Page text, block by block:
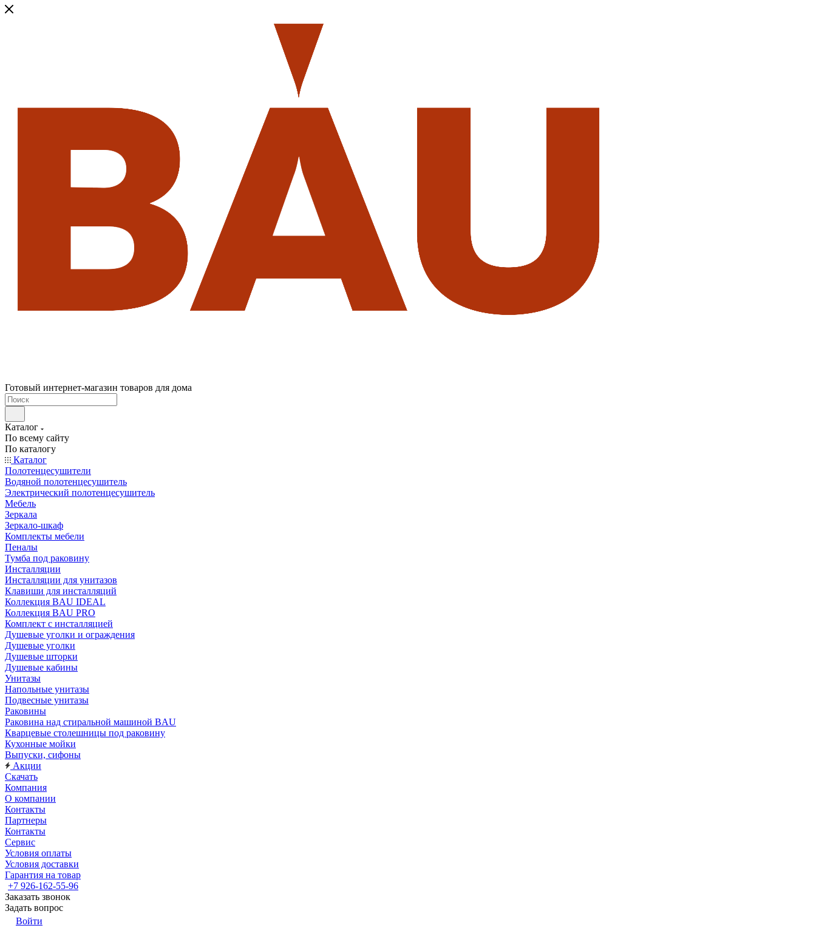
Готовый интернет-магазин товаров для дома
Каталог
По всему сайту
По каталогу
Каталог
Полотенцесушители
Водяной полотенцесушитель
Электрический полотенцесушитель
Мебель
Зеркала
Зеркало-шкаф
Комплекты мебели
Пеналы
Тумба под раковину
Инсталляции
Инсталляции для унитазов
Клавиши для инсталляций
Коллекция BAU IDEAL
Коллекция BAU PRO
Комплект с инсталляцией
Душевые уголки и ограждения
Душевые уголки
Душевые шторки
Душевые кабины
Унитазы
Напольные унитазы
Подвесные унитазы
Раковины
Раковина над стиральной машиной BAU
Кварцевые столешницы под раковину
Кухонные мойки
Выпуски, сифоны
Акции
Скачать
Компания
О компании
Контакты
Партнеры
Контакты
Сервис
Условия оплаты
Условия доставки
Гарантия на товар
+7 926-162-55-96
Заказать звонок
Задать вопрос
Войти